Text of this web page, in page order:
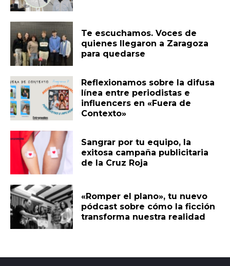
Te escuchamos. Voces de
quienes llegaron a Zaragoza
para quedarse
Reflexionamos sobre la difusa
línea entre periodistas e
influencers en «Fuera de
Contexto»
Sangrar por tu equipo, la
exitosa campaña publicitaria
de la Cruz Roja
«Romper el plano», tu nuevo
pódcast sobre cómo la ficción
transforma nuestra realidad